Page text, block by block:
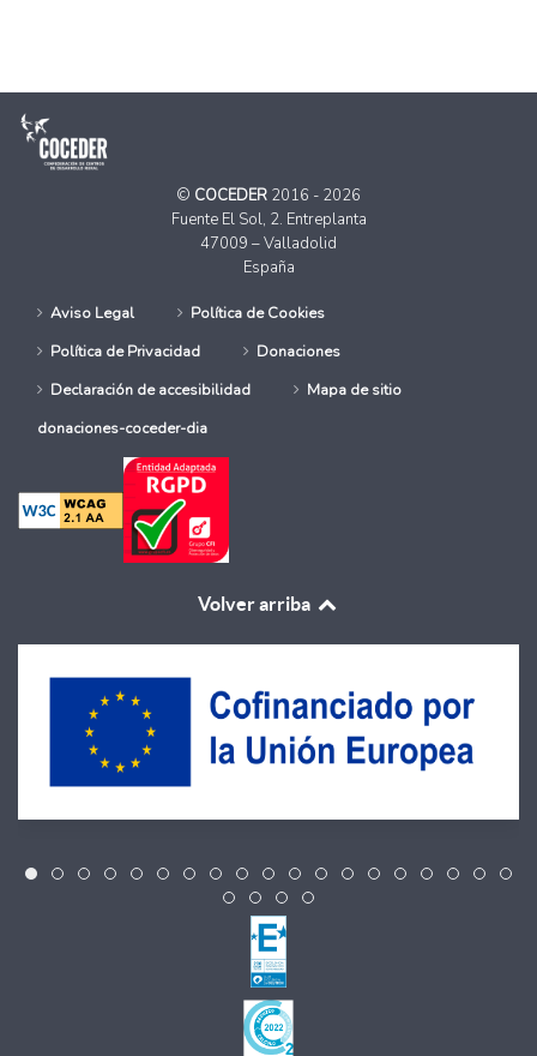
© COCEDER 2016 - 2026
Fuente El Sol, 2. Entreplanta
47009 – Valladolid
España
Aviso Legal
Política de Cookies
Política de Privacidad
Donaciones
Declaración de accesibilidad
Mapa de sitio
donaciones-coceder-dia
Volver arriba